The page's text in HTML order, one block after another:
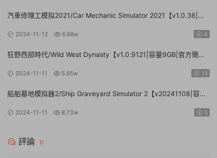
汽車修理工模拟2021/Car Mechanic Simulator 2021【v1.0.36|集
2024-11-12 6.68w 4
狂野西部時代/Wild West Dynasty【v1.0.9121|容量9GB|官方簡體
2024-11-11 5.85w 15
船舶墓地模拟器2/Ship Graveyard Simulator 2【v20241108|容量
2024-11-11 8.73w 5
評論 0